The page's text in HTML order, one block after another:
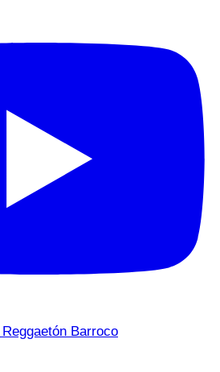
Barroco